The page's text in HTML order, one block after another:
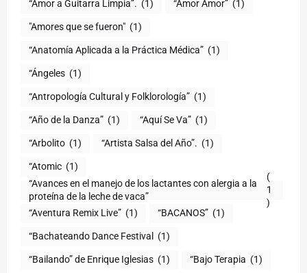
“Amor a Guitarra Limpia”. (1) “Amor Amor” (1)
"Amores que se fueron" (1)
“Anatomía Aplicada a la Práctica Médica” (1)
“Ángeles (1)
“Antropología Cultural y Folklorología” (1)
“Año de la Danza” (1) “Aquí Se Va” (1)
“Arbolito (1) “Artista Salsa del Año”. (1)
“Atomic (1)
“Avances en el manejo de los lactantes con alergia a la
proteína de la leche de vaca”
(
1
)
“Aventura Remix Live” (1) “BACANOS” (1)
“Bachateando Dance Festival (1)
“Bailando” de Enrique Iglesias (1) “Bajo Terapia (1)